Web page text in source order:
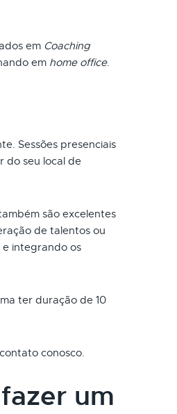
em Coaching
em home office.
Sessões presenciais
do seu local de
são excelentes
de talentos ou
integrando os
ter duração de 10
conosco.
um